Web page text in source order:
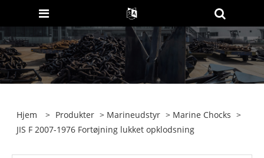
Hjem > Produkter > Marineudstyr > Marine Chocks >
JIS F 2007-1976 Fortøjning lukket opklodsning